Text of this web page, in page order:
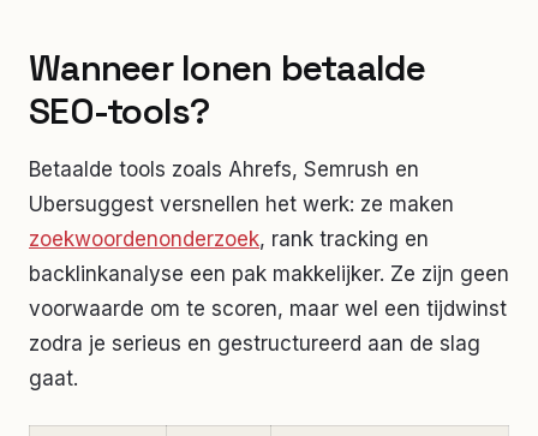
Wanneer lonen betaalde
SEO-tools?
Betaalde tools zoals Ahrefs, Semrush en
Ubersuggest versnellen het werk: ze maken
zoekwoordenonderzoek, rank tracking en
backlinkanalyse een pak makkelijker. Ze zijn geen
voorwaarde om te scoren, maar wel een tijdwinst
zodra je serieus en gestructureerd aan de slag
gaat.